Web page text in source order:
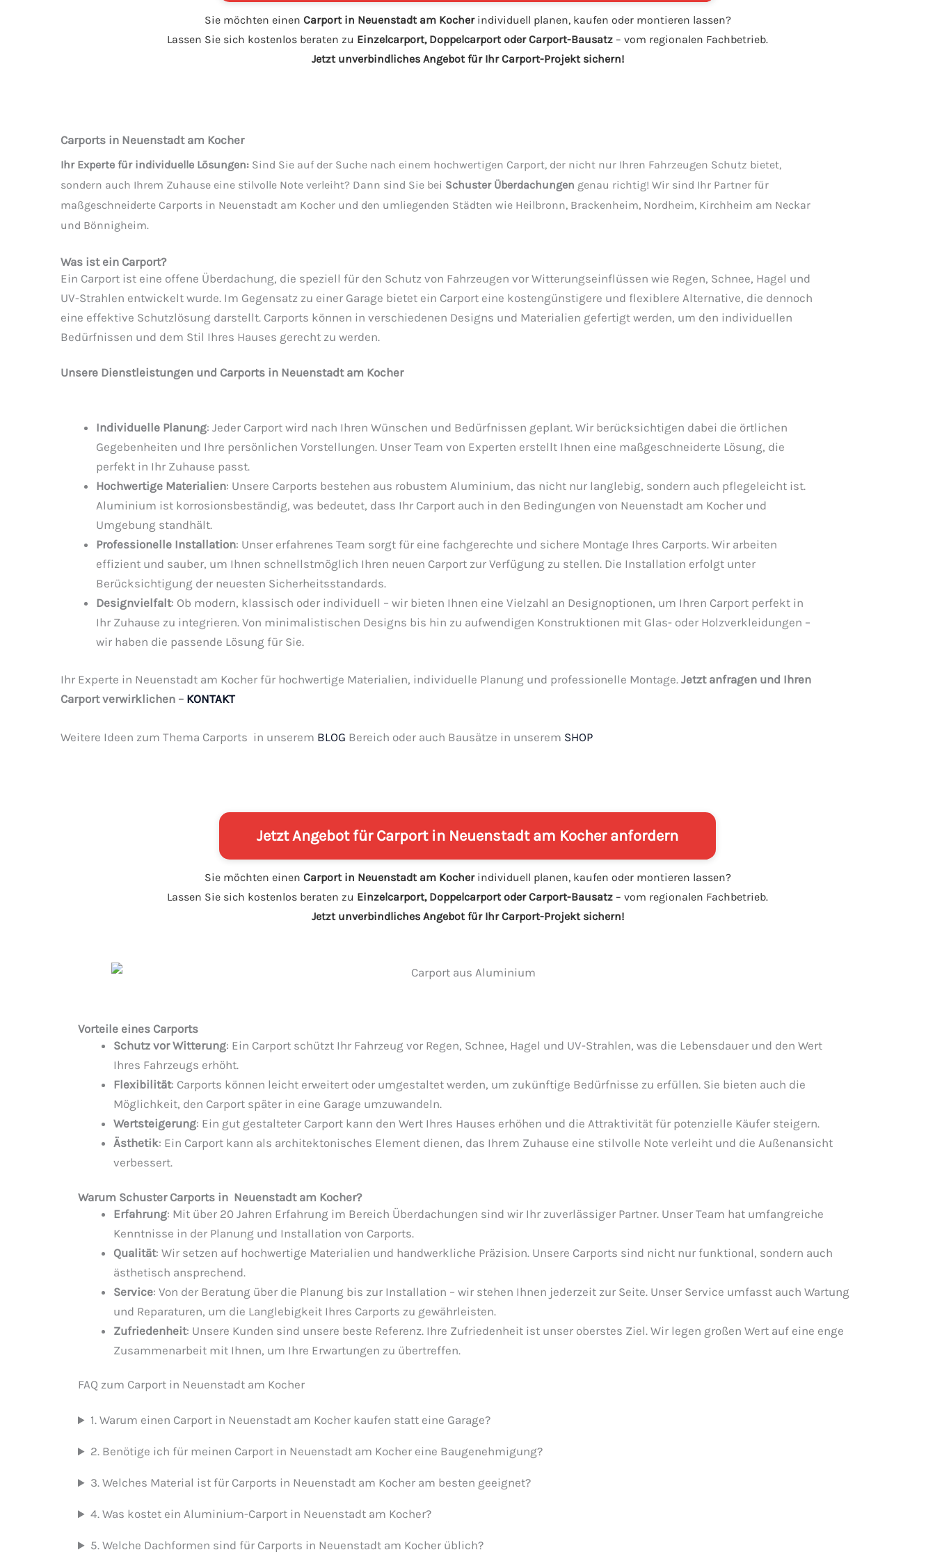
Sie möchten einen Carport in Neuenstadt am Kocherindividuell planen, kaufen oder montieren lassen?
Lassen Sie sich kostenlos beraten zu Einzelcarport, Doppelcarport oder Carport-Bausatz – vom regionalen Fachbetrieb.
Jetzt unverbindliches Angebot für Ihr Carport-Projekt sichern!
Carports in Neuenstadt am Kocher
Ihr Experte für individuelle Lösungen: Sind Sie auf der Suche nach einem hochwertigen Carport, der nicht nur Ihren Fahrzeugen Schutz bietet,
sondern auch Ihrem Zuhause eine stilvolle Note verleiht? Dann sind Sie bei Schuster Überdachungen genau richtig! Wir sind Ihr Partner für
maßgeschneiderte Carports in Neuenstadt am Kocher und den umliegenden Städten wie Heilbronn, Brackenheim, Nordheim, Kirchheim am Neckar
und Bönnigheim.
Was ist ein Carport?
Ein Carport ist eine offene Überdachung, die speziell für den Schutz von Fahrzeugen vor Witterungseinflüssen wie Regen, Schnee, Hagel und
UV-Strahlen entwickelt wurde. Im Gegensatz zu einer Garage bietet ein Carport eine kostengünstigere und flexiblere Alternative, die dennoch
eine effektive Schutzlösung darstellt. Carports können in verschiedenen Designs und Materialien gefertigt werden, um den individuellen
Bedürfnissen und dem Stil Ihres Hauses gerecht zu werden.
Unsere Dienstleistungen und Carports in Neuenstadt am Kocher
Individuelle Planung: Jeder Carport wird nach Ihren Wünschen und Bedürfnissen geplant. Wir berücksichtigen dabei die örtlichen
Gegebenheiten und Ihre persönlichen Vorstellungen. Unser Team von Experten erstellt Ihnen eine maßgeschneiderte Lösung, die
perfekt in Ihr Zuhause passt.
Hochwertige Materialien: Unsere Carports bestehen aus robustem Aluminium, das nicht nur langlebig, sondern auch pflegeleicht ist.
Aluminium ist korrosionsbeständig, was bedeutet, dass Ihr Carport auch in den Bedingungen von Neuenstadt am Kocher und
Umgebung standhält.
Professionelle Installation: Unser erfahrenes Team sorgt für eine fachgerechte und sichere Montage Ihres Carports. Wir arbeiten
effizient und sauber, um Ihnen schnellstmöglich Ihren neuen Carport zur Verfügung zu stellen. Die Installation erfolgt unter
Berücksichtigung der neuesten Sicherheitsstandards.
Designvielfalt: Ob modern, klassisch oder individuell – wir bieten Ihnen eine Vielzahl an Designoptionen, um Ihren Carport perfekt in
Ihr Zuhause zu integrieren. Von minimalistischen Designs bis hin zu aufwendigen Konstruktionen mit Glas- oder Holzverkleidungen –
wir haben die passende Lösung für Sie.
Ihr Experte in Neuenstadt am Kocher für hochwertige Materialien, individuelle Planung und professionelle Montage. Jetzt anfragen und Ihren
Carport verwirklichen – KONTAKT
Weitere Ideen zum Thema Carports in unserem BLOG Bereich oder auch Bausätze in unserem SHOP
Jetzt Angebot für Carport in Neuenstadt am Kocher anfordern
Sie möchten einen Carport in Neuenstadt am Kocherindividuell planen, kaufen oder montieren lassen?
Lassen Sie sich kostenlos beraten zu Einzelcarport, Doppelcarport oder Carport-Bausatz – vom regionalen Fachbetrieb.
Jetzt unverbindliches Angebot für Ihr Carport-Projekt sichern!
Vorteile eines Carports
Schutz vor Witterung: Ein Carport schützt Ihr Fahrzeug vor Regen, Schnee, Hagel und UV-Strahlen, was die Lebensdauer und den Wert
Ihres Fahrzeugs erhöht.
Flexibilität: Carports können leicht erweitert oder umgestaltet werden, um zukünftige Bedürfnisse zu erfüllen. Sie bieten auch die
Möglichkeit, den Carport später in eine Garage umzuwandeln.
Wertsteigerung: Ein gut gestalteter Carport kann den Wert Ihres Hauses erhöhen und die Attraktivität für potenzielle Käufer steigern.
Ästhetik: Ein Carport kann als architektonisches Element dienen, das Ihrem Zuhause eine stilvolle Note verleiht und die Außenansicht
verbessert.
Warum Schuster Carports in Neuenstadt am Kocher?
Erfahrung: Mit über 20 Jahren Erfahrung im Bereich Überdachungen sind wir Ihr zuverlässiger Partner. Unser Team hat umfangreiche
Kenntnisse in der Planung und Installation von Carports.
Qualität: Wir setzen auf hochwertige Materialien und handwerkliche Präzision. Unsere Carports sind nicht nur funktional, sondern auch
ästhetisch ansprechend.
Service: Von der Beratung über die Planung bis zur Installation – wir stehen Ihnen jederzeit zur Seite. Unser Service umfasst auch Wartung
und Reparaturen, um die Langlebigkeit Ihres Carports zu gewährleisten.
Zufriedenheit: Unsere Kunden sind unsere beste Referenz. Ihre Zufriedenheit ist unser oberstes Ziel. Wir legen großen Wert auf eine enge
Zusammenarbeit mit Ihnen, um Ihre Erwartungen zu übertreffen.
FAQ zum Carport in Neuenstadt am Kocher
1. Warum einen Carport in Neuenstadt am Kocher kaufen statt eine Garage?
2. Benötige ich für meinen Carport in Neuenstadt am Kocher eine Baugenehmigung?
3. Welches Material ist für Carports in Neuenstadt am Kocher am besten geeignet?
4. Was kostet ein Aluminium-Carport in Neuenstadt am Kocher?
5. Welche Dachformen sind für Carports in Neuenstadt am Kocher üblich?